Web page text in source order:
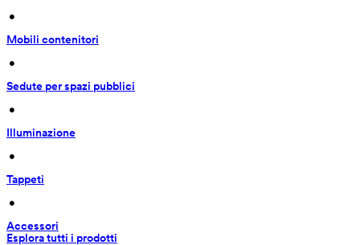
•
Mobili contenitori
•
Sedute per spazi pubblici
•
Illuminazione
•
Tappeti
•
Accessori
Esplora tutti i prodotti